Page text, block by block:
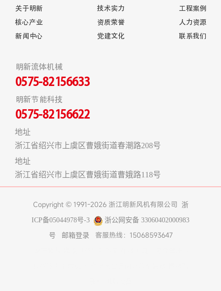
关于明新
核心产业
新闻中心
技术实力
资质荣誉
党建文化
工程案例
人力资源
联系我们
明新流体机械
0575-82156633
明新节能科技
0575-82156622
地址
浙江省绍兴市上虞区曹娥街道春潮路208号
地址
浙江省绍兴市上虞区曹娥街道曹娥路118号
Copyright © 1991-2026 浙江明新风机有限公司 浙
ICP备05044978号-3 浙公网安备 33060402000983
号 邮箱登录
客服热线：15068593647